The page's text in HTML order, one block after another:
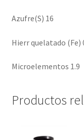
Azufre(S) 16
Hierr quelatado (Fe)
Microelementos 1.9
Productos